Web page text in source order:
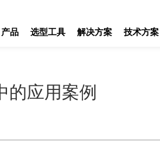
产品 选型工具 解决方案 技术方案
的应用案例